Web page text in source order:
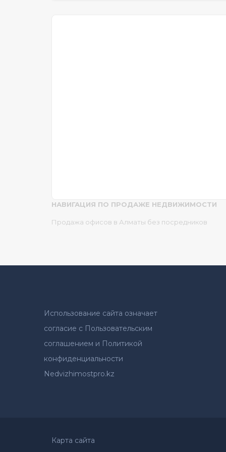
НАВИГАЦИЯ ПО ПРОДАЖЕ НЕДВИЖИМОСТИ
Продажа офисов в Алматы без посредников
Использование сайта означает
согласие с Пользовательским
соглашением и Политикой
конфиденциальности
Nedvizhimostpro.kz
Карта сайта